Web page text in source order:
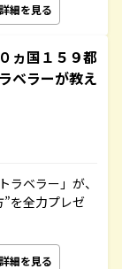
詳細を見る
ヵ国１５９都
ベラーが教え
ベラー」が、
を全力プレゼ
詳細を見る